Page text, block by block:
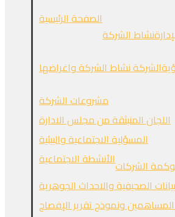
الصفحة الرئيسية
نشاط الشركة
نشاط الشركة واغراضها
مشروعات الشركة
اللجان المنبثقة من مجلس الادارة
المسؤلية الاجتماعية والبيئية
الأنشطة الاجتماعيةالشركات
الصحيفية والاحداث الجوهرية
ونموذج تقرير الإفصاح